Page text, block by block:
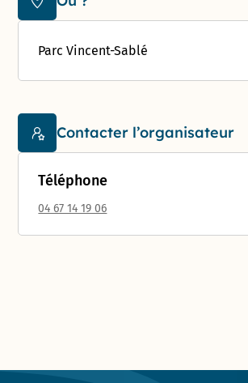
Parc Vincent-Sablé
Contacter l’organisateur
Téléphone
04 67 14 19 06